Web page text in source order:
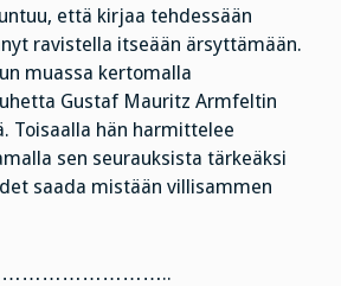
että kirjaa tehdessään
ravistella itseään ärsyttämään.
muassa kertomalla
Gustaf Mauritz Armfeltin
Toisaalla hän harmittelee
sen seurauksista tärkeäksi
saada mistään villisammen